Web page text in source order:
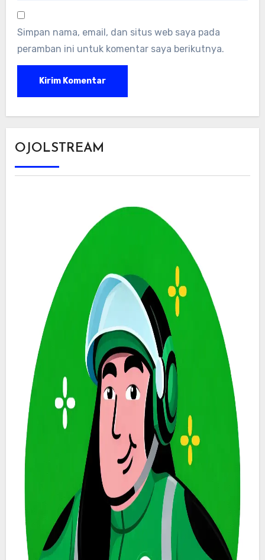
Simpan nama, email, dan situs web saya pada
peramban ini untuk komentar saya berikutnya.
OJOLSTREAM